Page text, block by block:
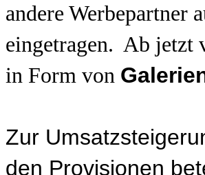
andere Werbepartner
eingetragen. Ab jetzt
in Form von
Zur
den Provisionen